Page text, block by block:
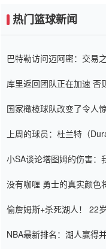
热门篮球新闻
巴特勒访问迈阿密：交易
库里返回团队正在加速 否
国家橄榄球队改变了令人
上周的球员：杜兰特（
小SA谈论塔图姆的伤害：
没有咖喱 勇士的真实颜色
偷詹姆斯+杀死湖人！ 22
NBA最新排名：湖人赢得